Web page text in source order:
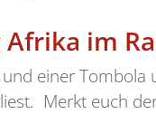
im
einer
Merkt euch